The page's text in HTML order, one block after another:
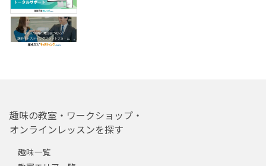
趣味の教室・ワークショップ・
オンラインレッスンを探す
趣味一覧